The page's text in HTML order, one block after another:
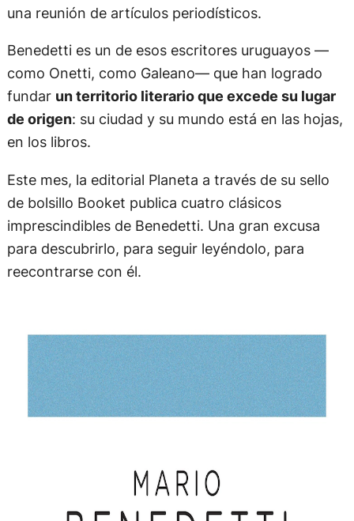
una reunión de artículos periodísticos.
Benedetti es un de esos escritores uruguayos —
como Onetti, como Galeano— que han logrado
fundar un territorio literario que excede su lugar
de origen: su ciudad y su mundo está en las hojas,
en los libros.
Este mes, la editorial Planeta a través de su sello
de bolsillo Booket publica cuatro clásicos
imprescindibles de Benedetti. Una gran excusa
para descubrirlo, para seguir leyéndolo, para
reecontrarse con él.